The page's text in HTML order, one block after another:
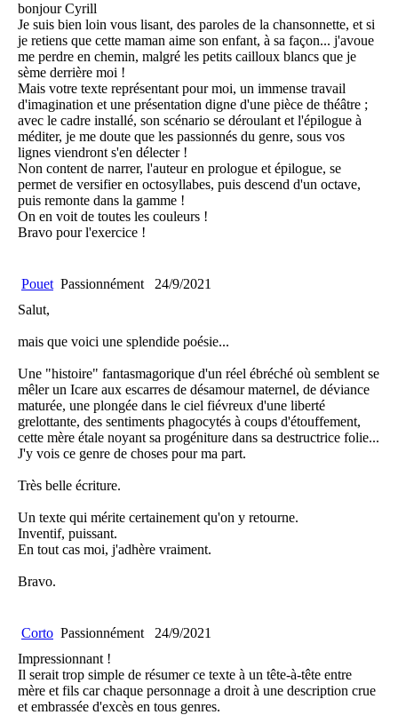
bonjour Cyrill
Je suis bien loin vous lisant, des paroles de la chansonnette, et si
je retiens que cette maman aime son enfant, à sa façon... j'avoue
me perdre en chemin, malgré les petits cailloux blancs que je
sème derrière moi !
Mais votre texte représentant pour moi, un immense travail
d'imagination et une présentation digne d'une pièce de théâtre ;
avec le cadre installé, son scénario se déroulant et l'épilogue à
méditer, je me doute que les passionnés du genre, sous vos
lignes viendront s'en délecter !
Non content de narrer, l'auteur en prologue et épilogue, se
permet de versifier en octosyllabes, puis descend d'un octave,
puis remonte dans la gamme !
On en voit de toutes les couleurs !
Bravo pour l'exercice !
Pouet Passionnément
24/9/2021
Salut,
mais que voici une splendide poésie...
Une "histoire" fantasmagorique d'un réel ébréché où semblent se
mêler un Icare aux escarres de désamour maternel, de déviance
maturée, une plongée dans le ciel fiévreux d'une liberté
grelottante, des sentiments phagocytés à coups d'étouffement,
cette mère étale noyant sa progéniture dans sa destructrice folie...
J'y vois ce genre de choses pour ma part.
Très belle écriture.
Un texte qui mérite certainement qu'on y retourne.
Inventif, puissant.
En tout cas moi, j'adhère vraiment.
Bravo.
Corto Passionnément
24/9/2021
Impressionnant !
Il serait trop simple de résumer ce texte à un tête-à-tête entre
mère et fils car chaque personnage a droit à une description crue
et embrassée d'excès en tous genres.